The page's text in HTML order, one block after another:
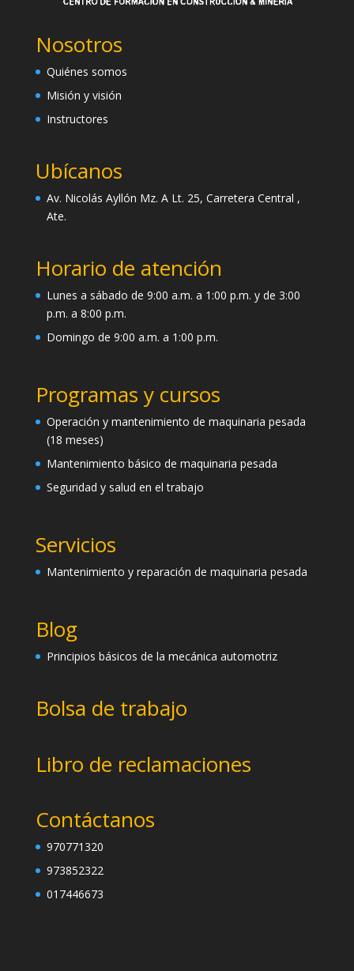
Nosotros
Quiénes somos
Misión y visión
Instructores
Ubícanos
Av. Nicolás Ayllón Mz. A Lt. 25, Carretera Central ,
Ate.
Horario de atención
Lunes a sábado de 9:00 a.m. a 1:00 p.m. y de 3:00
p.m. a 8:00 p.m.
Domingo de 9:00 a.m. a 1:00 p.m.
Programas y cursos
Operación y mantenimiento de maquinaria pesada
(18 meses)
Mantenimiento básico de maquinaria pesada
Seguridad y salud en el trabajo
Servicios
Mantenimiento y reparación de maquinaria pesada
Blog
Principios básicos de la mecánica automotriz
Bolsa de trabajo
Libro de reclamaciones
Contáctanos
970771320
973852322
017446673